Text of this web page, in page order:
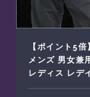
【ポイント5
メンズ 男女兼
レディス レデ